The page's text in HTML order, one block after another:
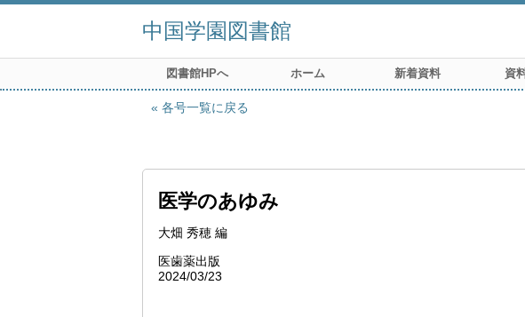
中国学園図書館
図書館HPへ ホーム 新着資料 資
各号一覧に戻る
医学のあゆみ
大畑 秀穂 編
医歯薬出版
2024/03/23